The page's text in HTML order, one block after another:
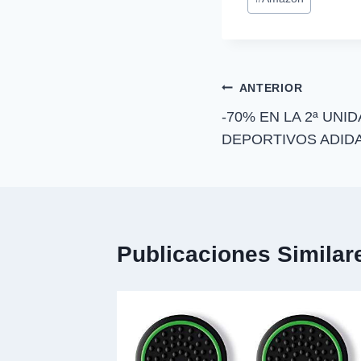
r
t
de
Navegación
de
ANTERIOR
-70% EN LA 2ª
DEPORTIVOS
Publicaciones